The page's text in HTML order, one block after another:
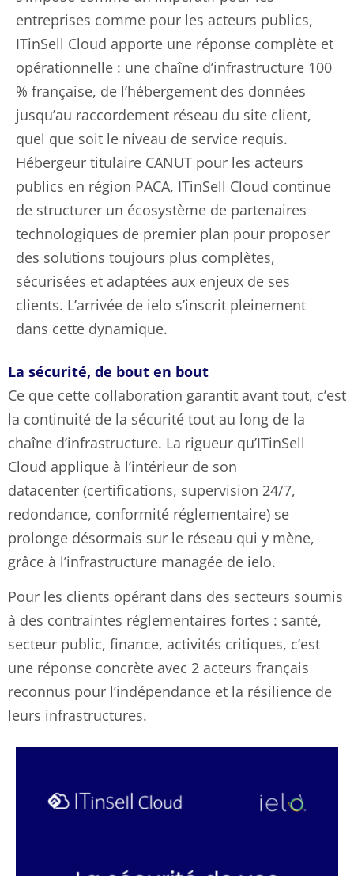
entreprises comme pour les acteurs publics,
ITinSell Cloud apporte une réponse complète et
opérationnelle : une chaîne d’infrastructure 100
% française, de l’hébergement des données
jusqu’au raccordement réseau du site client,
quel que soit le niveau de service requis.
Hébergeur titulaire CANUT pour les acteurs
publics en région PACA, ITinSell Cloud continue
de structurer un écosystème de partenaires
technologiques de premier plan pour proposer
des solutions toujours plus complètes,
sécurisées et adaptées aux enjeux de ses
clients. L’arrivée de ielo s’inscrit pleinement
dans cette dynamique.
La sécurité, de bout en bout
Ce que cette collaboration garantit avant tout, c’est
la continuité de la sécurité tout au long de la
chaîne d’infrastructure. La rigueur qu’ITinSell
Cloud applique à l’intérieur de son
datacenter (certifications, supervision 24/7,
redondance, conformité réglementaire) se
prolonge désormais sur le réseau qui y mène,
grâce à l’infrastructure managée de ielo.
Pour les clients opérant dans des secteurs soumis
à des contraintes réglementaires fortes : santé,
secteur public, finance, activités critiques, c’est
une réponse concrète avec 2 acteurs français
reconnus pour l’indépendance et la résilience de
leurs infrastructures.